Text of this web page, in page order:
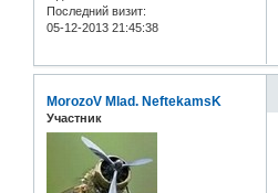
Последний визит:
05-12-2013 21:45:38
MorozoV Mlad. NeftekamsK
Участник